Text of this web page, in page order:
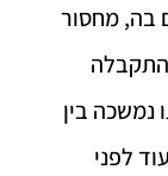
בה, מחסור
המאה ה 19. לכן התקבלה
בין
(ועוד לפני